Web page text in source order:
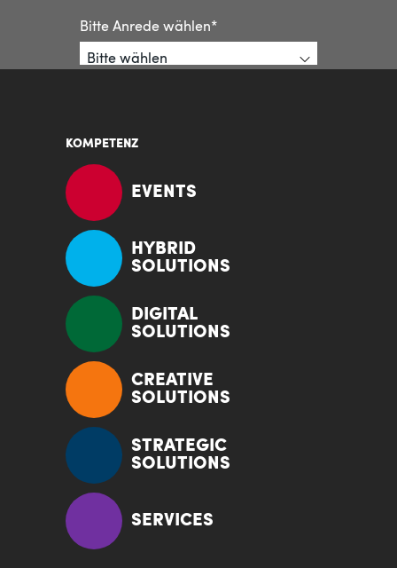
KOMPETENZ
EVENTS
HYBRID
SOLUTIONS
DIGITAL
SOLUTIONS
CREATIVE
SOLUTIONS
STRATEGIC
SOLUTIONS
SERVICES